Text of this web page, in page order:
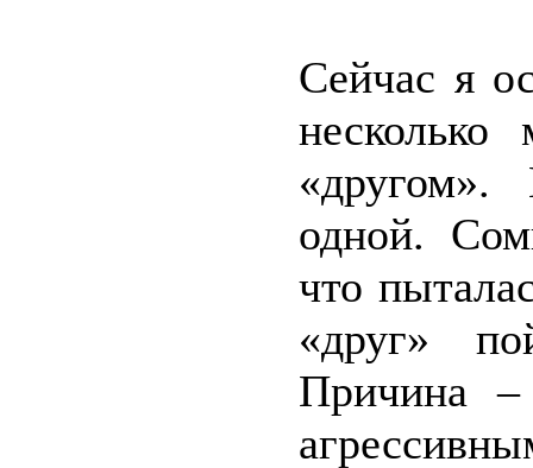
Сейчас я
одной.
что
«друг»
Причина –